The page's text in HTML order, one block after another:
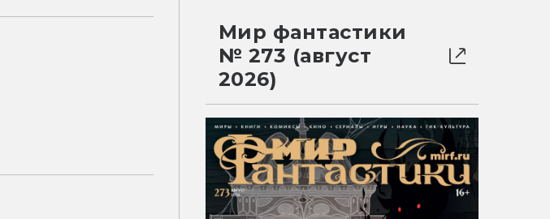
Мир фантастики
№ 273 (август
2026)